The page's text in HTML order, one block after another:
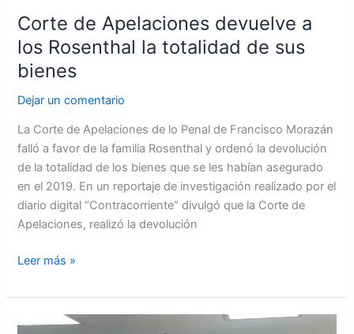
Corte de Apelaciones devuelve a
los Rosenthal la totalidad de sus
bienes
Dejar un comentario
La Corte de Apelaciones de lo Penal de Francisco Morazán
falló a favor de la familia Rosenthal y ordenó la devolución
de la totalidad de los bienes que se les habían asegurado
en el 2019. En un reportaje de investigación realizado por el
diario digital “Contracorriente” divulgó que la Corte de
Apelaciones, realizó la devolución
Leer más »
Suspenden